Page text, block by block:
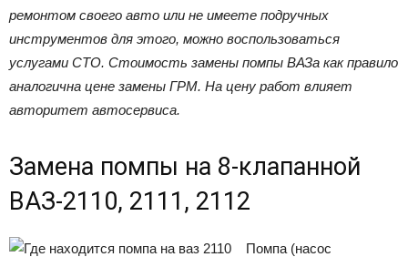
ремонтом своего авто или не имеете подручных
инструментов для этого, можно воспользоваться
услугами СТО. Стоимость замены помпы ВАЗа как правило
аналогична цене замены ГРМ. На цену работ влияет
авторитет автосервиса.
Замена помпы на 8-клапанной
ВАЗ-2110, 2111, 2112
Помпа (насос